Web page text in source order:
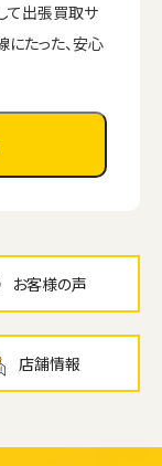
て出張買取サ
たった、安心
お客様の声
店舗情報